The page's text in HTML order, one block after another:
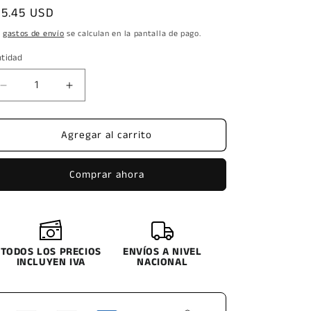
USD
gastos de envío se calculan en la pantalla de pago.
Reducir
cantidad
para
FLEETGUARD
HF
HIDRAULIC
Aumentar
cantidad
para
FLEETGUARD
HF
LFH7551
HIDRAULIC
Agregar al carrito
Comprar ahora
TODOS LOS PRECIOS
INCLUYEN IVA
ENVÍOS A NIVEL
NACIONAL